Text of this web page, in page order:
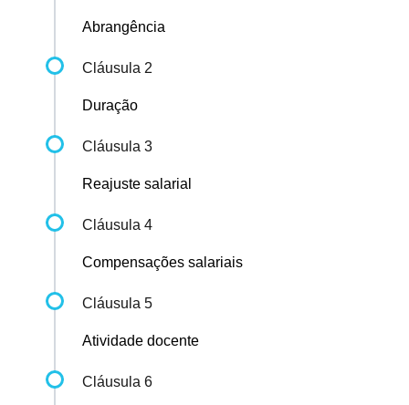
Abrangência
Cláusula 2
Duração
Cláusula 3
Reajuste salarial
Cláusula 4
Compensações salariais
Cláusula 5
Atividade docente
Cláusula 6